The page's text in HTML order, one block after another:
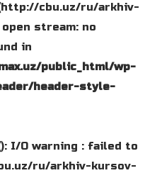
cbu.uz/ru/arkhiv-
stream: no
in
public_html/wp-
header-style-
I/O warning : failed to
ru/arkhiv-kursov-